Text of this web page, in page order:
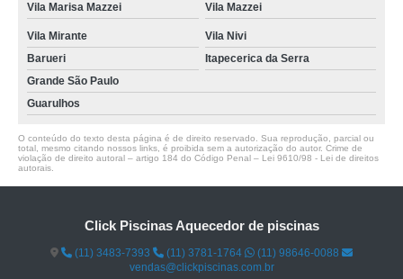
Vila Marisa Mazzei Vila Mazzei
Vila Mirante
Vila Nivi
Barueri
Itapecerica da Serra
Grande São Paulo
Guarulhos
O conteúdo do texto desta página é de direito reservado. Sua reprodução, parcial ou
total, mesmo citando nossos links, é proibida sem a autorização do autor. Crime de
violação de direito autoral – artigo 184 do Código Penal – Lei 9610/98 - Lei de direitos
autorais
Click Piscinas Aquecedor de piscinas
(11) 3483-7393 (11) 3781-1764
(11) 98646-0088
vendas@clickpiscinas.com.br